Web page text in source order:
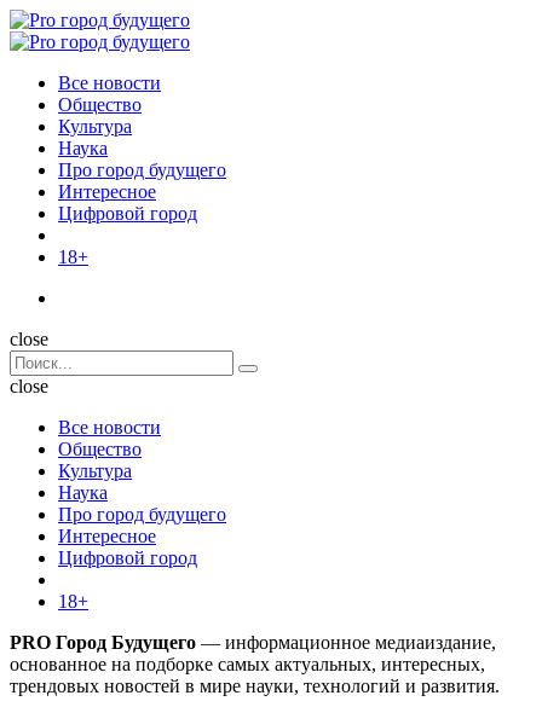
Menu
Поиск
Menu
Pro
Все новости
Общество
Культура
Наука
Про город будущего
Интересное
Цифровой город
18+
Поиск
close
Search
for:
Поиск
close
Все новости
Общество
Культура
Наука
Про город будущего
Интересное
Цифровой город
18+
PRO Город Будущего — информационное медиаиздание,
основанное на подборке самых актуальных, интересных,
трендовых новостей в мире науки, технологий и развития.